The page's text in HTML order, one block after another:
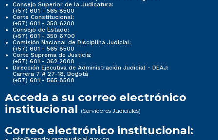
Consejo Superior de la Judicatura:
(+57) 601 - 565 8500
Corte Constitucional:
(+57) 601 - 350 6200
Consejo de Estado:
(+57) 601 - 350 6700
Comisión Nacional de Disciplina Judicial:
(+57) 601 - 565 8500
Corte Suprema de Justicia:
(+57) 601 - 362 2000
Dirección Ejecutiva de Administración Judicial - DEAJ:
Carrera 7 # 27-18, Bogotá
(+57) 601 - 565 8500
Acceda a su correo electrónico
institucional (Servidores Judiciales)
Correo electrónico institucional: